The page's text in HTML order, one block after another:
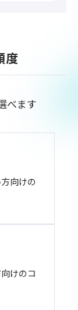
度
べます
向けの
けのコ